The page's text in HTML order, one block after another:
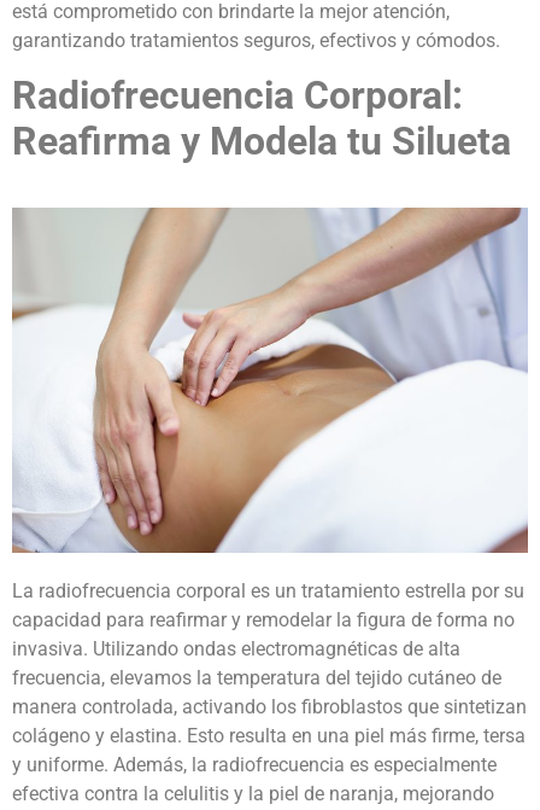
está comprometido con brindarte la mejor atención,
garantizando tratamientos seguros, efectivos y cómodos.
Radiofrecuencia Corporal:
Reafirma y Modela tu Silueta
La radiofrecuencia corporal es un tratamiento estrella por su
capacidad para reafirmar y remodelar la figura de forma no
invasiva. Utilizando ondas electromagnéticas de alta
frecuencia, elevamos la temperatura del tejido cutáneo de
manera controlada, activando los fibroblastos que sintetizan
colágeno y elastina. Esto resulta en una piel más firme, tersa
y uniforme. Además, la radiofrecuencia es especialmente
efectiva contra la celulitis y la piel de naranja, mejorando